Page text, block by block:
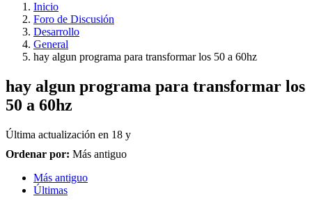
Inicio
Foro de Discusión
Desarrollo
General
hay algun programa para transformar los 50 a 60hz
hay algun programa para transformar los
50 a 60hz
Última actualización en 18 y
Ordenar por: Más antiguo
Más antiguo
Últimas